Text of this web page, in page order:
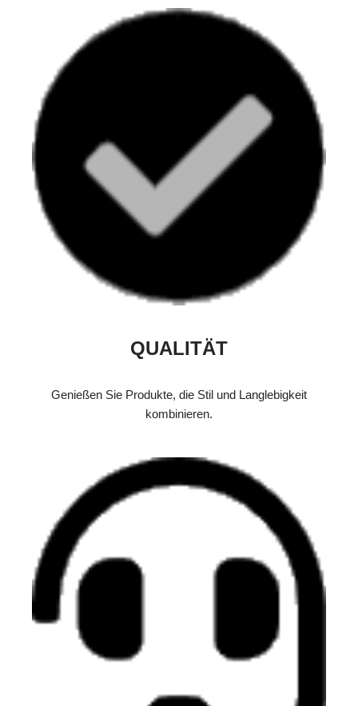
QUALITÄT
Genießen Sie Produkte, die Stil und Langlebigkeit
kombinieren.